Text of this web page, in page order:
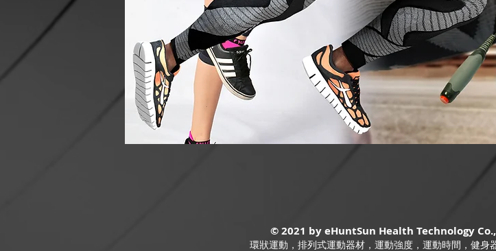
© 2021 by eHuntSun Health Technology
環狀運動，排列式運動器材，運動強度，運動時間，健